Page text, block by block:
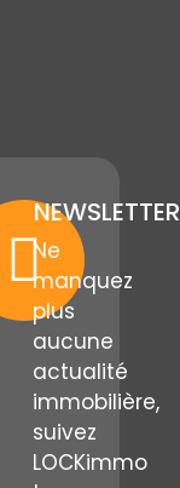
NEWSLETTER
Ne
manquez
plus
aucune
actualité
immobilière,
suivez
LOCKimmo